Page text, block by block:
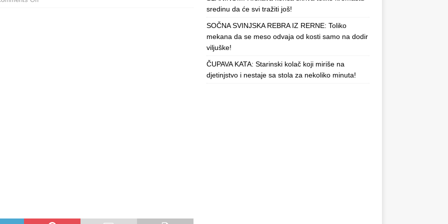
sredinu da će svi tražiti još!
SOČNA SVINJSKA REBRA IZ RERNE: Toliko
mekana da se meso odvaja od kosti samo na dodir
viljuške!
ČUPAVA KATA: Starinski kolač koji miriše na
djetinjstvo i nestaje sa stola za nekoliko minuta!